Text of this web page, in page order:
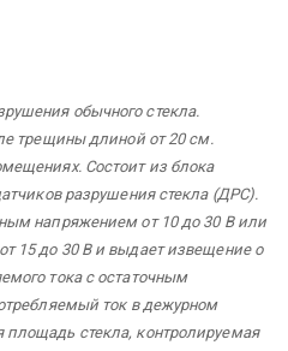
обычного стекла.
трещины длиной от 20 см.
Состоит из блока
разрушения стекла (ДРС).
напряжением от 10 до 30 В или
15 до 30 В и выдает извещение о
тока с остаточным
ток в дежурном
стекла, контролируемая